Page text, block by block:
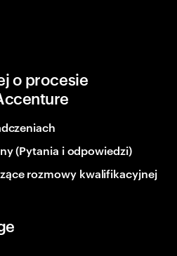
o procesie
(Pytania i odpowiedzi)
rozmowy kwalifikacyjnej